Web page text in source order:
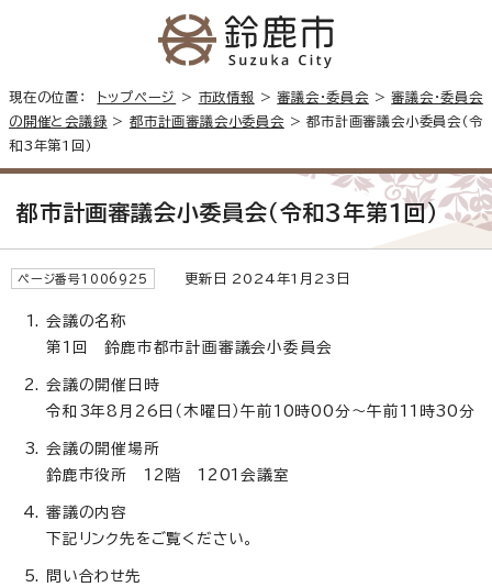
現在の位置： トップページ > 市政情報 >審議会・委員会 >審議会・委員会
の開催と会議録 >都市計画審議会小委員会 > 都市計画審議会小委員会（令
和3年第1回）
都市計画審議会小委員会（令和3年第1回）
ページ番号1006925 更新日 2024年1月23日
会議の名称
第1回 鈴鹿市都市計画審議会小委員会
会議の開催日時
令和3年8月26日（木曜日）午前10時00分～午前11時30分
会議の開催場所
鈴鹿市役所 12階 1201会議室
審議の内容
下記リンク先をご覧ください。
問い合わせ先